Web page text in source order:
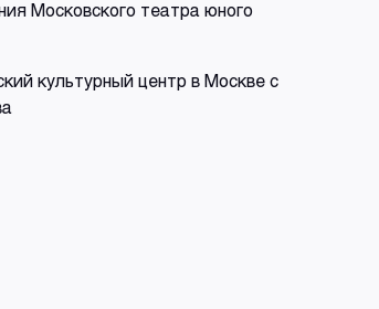
Московского театра юного
культурный центр в Москве с